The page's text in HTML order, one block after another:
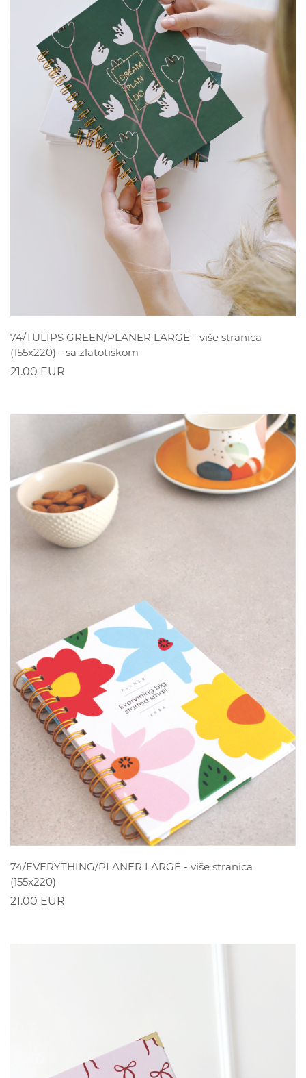
POGLEDAJ
74/TULIPS GREEN/PLANER LARGE - više stranica
(155x220) - sa zlatotiskom
21.00 EUR
POGLEDAJ
74/EVERYTHING/PLANER LARGE - više stranica
(155x220)
21.00 EUR